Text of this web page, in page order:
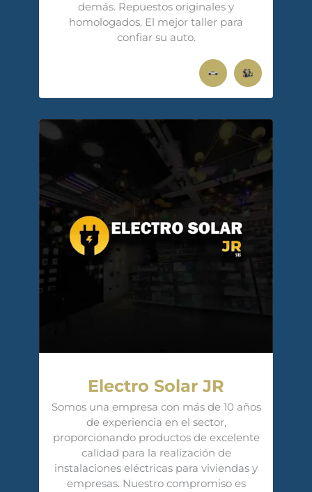
demás. Repuestos originales y
homologados. El mejor taller para
confiar su auto.
Electro Solar JR
Somos una empresa con más de 10 años
de experiencia en el sector,
proporcionando productos de excelente
calidad para la realización de
instalaciones eléctricas para viviendas y
empresas. Nuestro compromiso es